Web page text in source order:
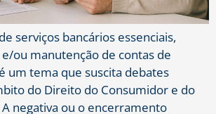
serviços bancários essenciais,
ou manutenção de contas de
um tema que suscita debates
do Direito do Consumidor e do
negativa ou o encerramento